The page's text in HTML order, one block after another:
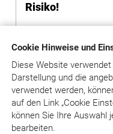
Cookie Hinweise und
Diese Website
Darstellung und die
verwendet werden,
aufden Link „Cookie
können Sie Ihre Auswahl
bearbeiten.
Risiko!
entstehen Ihnen
Verpflichtungen.
Es wird kein
Kaufvertrag
Sie müssen
des
automatisch